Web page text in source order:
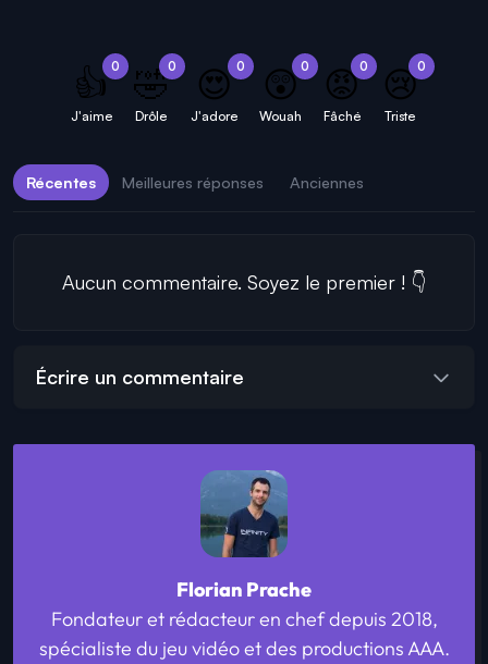
0
👍
J'aime
0
🤣
Drôle
0
😍
J'adore
0
😲
Wouah
0
😡
Fâché
0
😢
Triste
Récentes Meilleures réponses Anciennes
Aucun commentaire. Soyez le premier ! 👇
Écrire un commentaire
Florian Prache
Fondateur et rédacteur en chef depuis 2018,
spécialiste du jeu vidéo et des productions AAA.